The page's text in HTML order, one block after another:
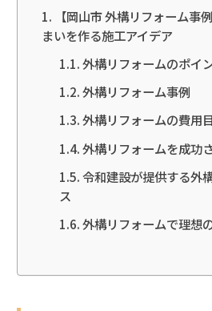
【岡山市 外構リフォーム事
まいを作る施工アイデア
外構リフォームのポイ
外構リフォーム事例
外構リフォームの費用
外構リフォームを成功
令和建設が提供する外
ス
外構リフォームで理想